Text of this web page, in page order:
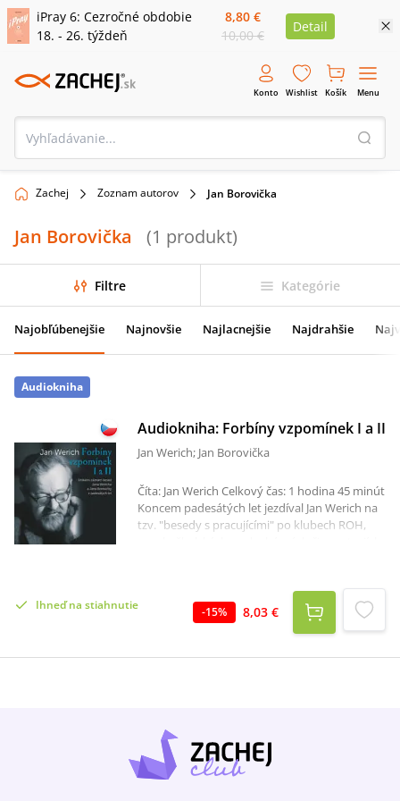
iPray 6: Cezročné obdobie
18. - 26. týždeň
8,80 €
10,00 €
Detail
Konto Wishlist Košík Menu
Zachej Zoznam autorov Jan Borovička
Jan Borovička (1 produkt)
Filtre Kategórie
Najobľúbenejšie Najnovšie Najlacnejšie Najdrahšie
Audiokniha
Audiokniha: Forbíny vzpomínek I a II
Jan Werich; Jan Borovička
Číta: Jan Werich Celkový čas: 1 hodina 45 minút
Koncem padesátých let jezdíval Jan Werich na
tzv. "besedy s pracujícími" po klubech ROH,
Borovička pořizoval z besed zvukové záznamy.
Nahrávky se pak staly u Borovičků rodinným
pokladem a tvořily podstatnou část prvního
názvy Jan Werich Forbíny vzpomínek I. (2002) a
jakékoliv autocenzury. Jeho nebojácnost byla
udivující a opojná. Jan Borovička nastavil fixní
mikrofon samozřejmě na vypravěče, proto je
otázky špatně slyšet. V prvním vydání četli
Ihneď na stiahnutie -15% 8,03 €